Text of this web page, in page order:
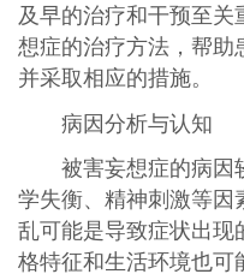
及早的治疗和干预至
想症的治疗方法，帮助
并采取相应的措施。
病因分析与认知
被害妄想症的病因
学失衡、精神刺激等因
乱可能是导致症状出现
格特征和生活环境也可